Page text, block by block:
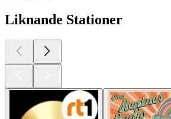
Liknande Stationer